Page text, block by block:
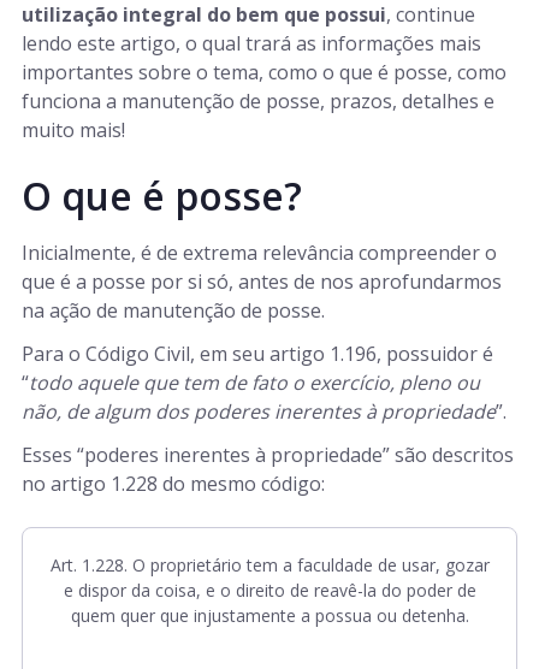
utilização integral do bem que possui, continue
lendo este artigo, o qual trará as informações mais
importantes sobre o tema, como o que é posse, como
funciona a manutenção de posse, prazos, detalhes e
muito mais!
O que é posse?
Inicialmente, é de extrema relevância compreender o
que é a posse por si só, antes de nos aprofundarmos
na ação de manutenção de posse.
Para o Código Civil, em seu artigo 1.196, possuidor é
“todo aquele que tem de fato o exercício, pleno ou
não, de algum dos poderes inerentes à propriedade”.
Esses “poderes inerentes à propriedade” são descritos
no artigo 1.228 do mesmo código:
Art. 1.228. O proprietário tem a faculdade de usar, gozar
e dispor da coisa, e o direito de reavê-la do poder de
quem quer que injustamente a possua ou detenha.